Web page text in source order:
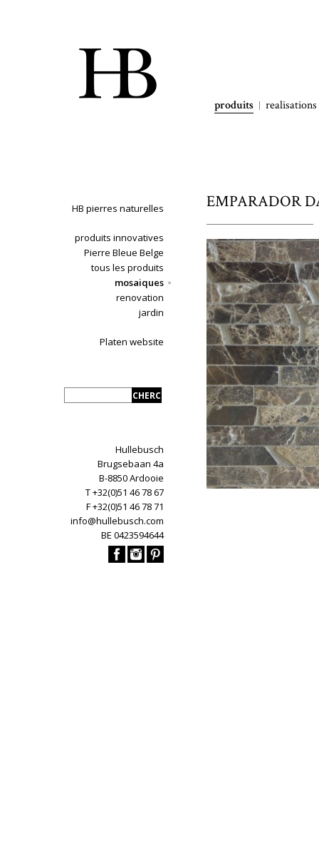
produits realisations
HB pierres naturelles
produits innovatives
Pierre Bleue Belge
tous les produits
mosaiques
renovation
jardin
Platen website
Hullebusch
Brugsebaan 4a
B-8850 Ardooie
T +32(0)51 46 78 67
F +32(0)51 46 78 71
info@hullebusch.com
BE 0423594644
EMPARADOR